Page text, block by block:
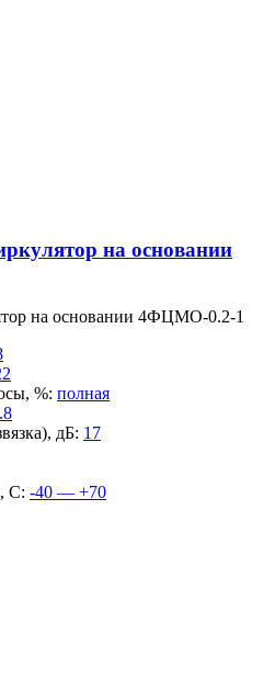
на основании
на основании 4ФЦМО-0.2-1
%: полная
дБ: 17
С: -40 — +70